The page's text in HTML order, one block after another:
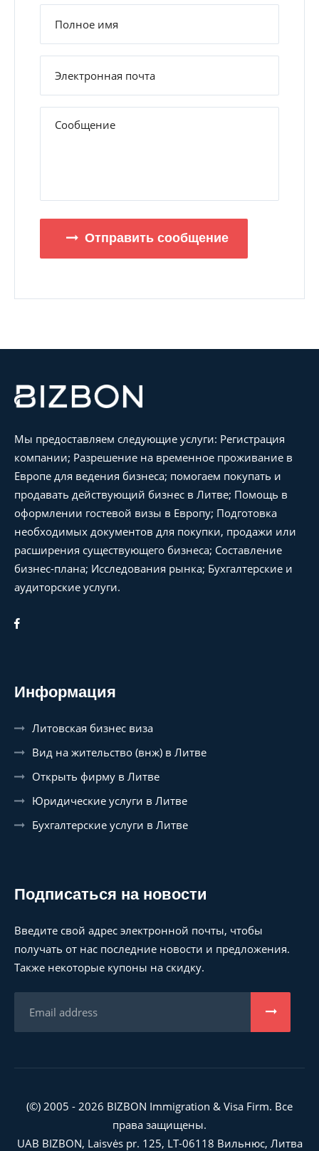
Отправить сообщение
Мы предоставляем следующие услуги: Регистрация
компании; Разрешение на временное проживание в
Европе для ведения бизнеса; помогаем покупать и
продавать действующий бизнес в Литве; Помощь в
оформлении гостевой визы в Европу; Подготовка
необходимых документов для покупки, продажи или
расширения существующего бизнеса; Составление
бизнес-плана; Исследования рынка; Бухгалтерские и
аудиторские услуги.
Информация
Литовская бизнес виза
Вид на жительство (внж) в Литве
Открыть фирму в Литве
Юридические услуги в Литве
Бухгалтерские услуги в Литве
Подписаться на новости
Введите свой адрес электронной почты, чтобы
получать от нас последние новости и предложения.
Также некоторые купоны на скидку.
(©) 2005 - 2026 BIZBON Immigration & Visa Firm. Все
права защищены.
UAB BIZBON, Laisvės pr. 125, LT-06118 Вильнюс, Литва